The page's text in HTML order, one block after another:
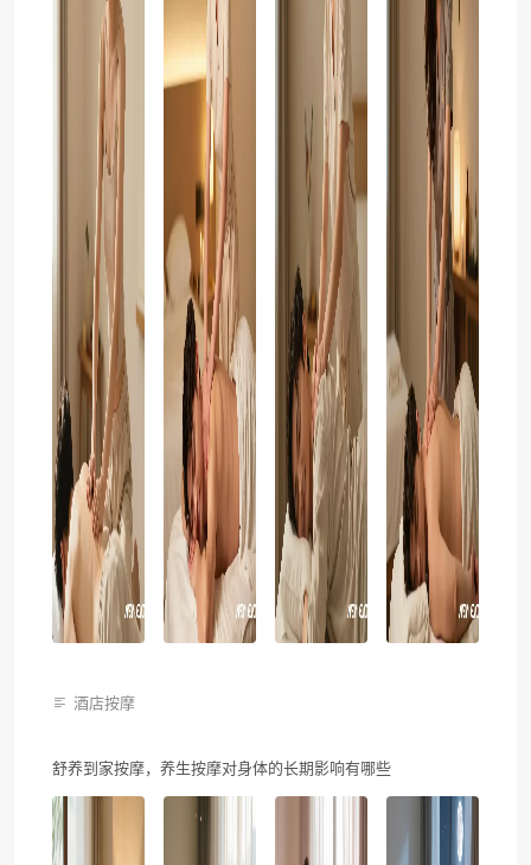
酒店按摩
舒养到家按摩，养生按摩对身体的长期影响有哪些